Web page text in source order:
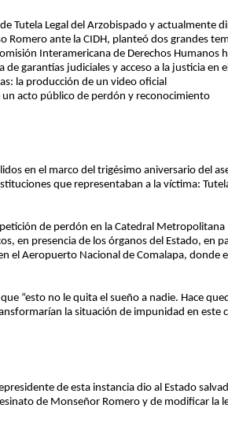
Tutela Legal del Arzobispado y actualmente
Romero ante la CIDH, planteó dos grandes
Interamericana de Derechos Humanos
garantías judiciales y acceso a la justicia en
la producción de un video oficial
un acto público de perdón y reconocimiento
en el marco del trigésimo aniversario del
que representaban a la víctima:
de perdón en la Catedral Metropolitana
en presencia de los órganos del Estado, en
el Aeropuerto Nacional de Comalapa, donde
“esto no le quita el sueño a nadie. Hace
la situación de impunidad en este
de esta instancia dio al Estado
de Monseñor Romero y de modificar la